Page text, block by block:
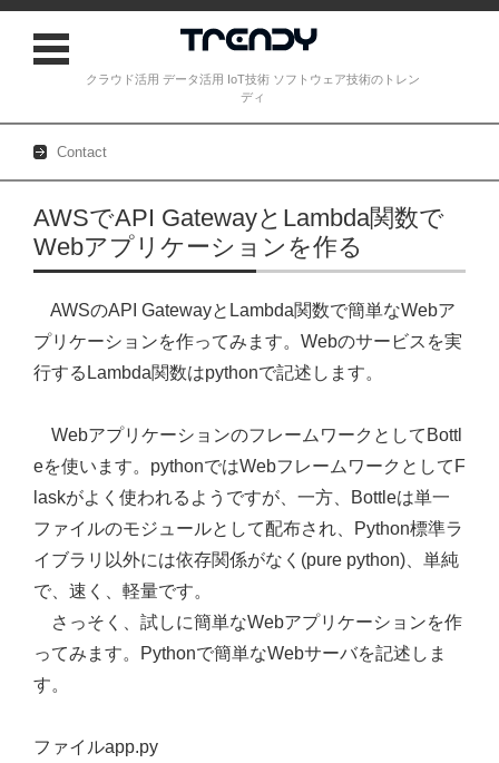
クラウド活用 データ活用 IoT技術 ソフトウェア技術のトレン
ディ
Contact
Skip to content
AWSでAPI GatewayとLambda関数で
Webアプリケーションを作る
AWSのAPI GatewayとLambda関数で簡単なWebア
プリケーションを作ってみます。Webのサービスを実
行するLambda関数はpythonで記述します。
WebアプリケーションのフレームワークとしてBottl
eを使います。pythonではWebフレームワークとしてF
laskがよく使われるようですが、一方、Bottleは単一
ファイルのモジュールとして配布され、Python標準ラ
イブラリ以外には依存関係がなく(pure python)、単純
で、速く、軽量です。
さっそく、試しに簡単なWebアプリケーションを作
ってみます。Pythonで簡単なWebサーバを記述しま
す。
ファイルapp.py